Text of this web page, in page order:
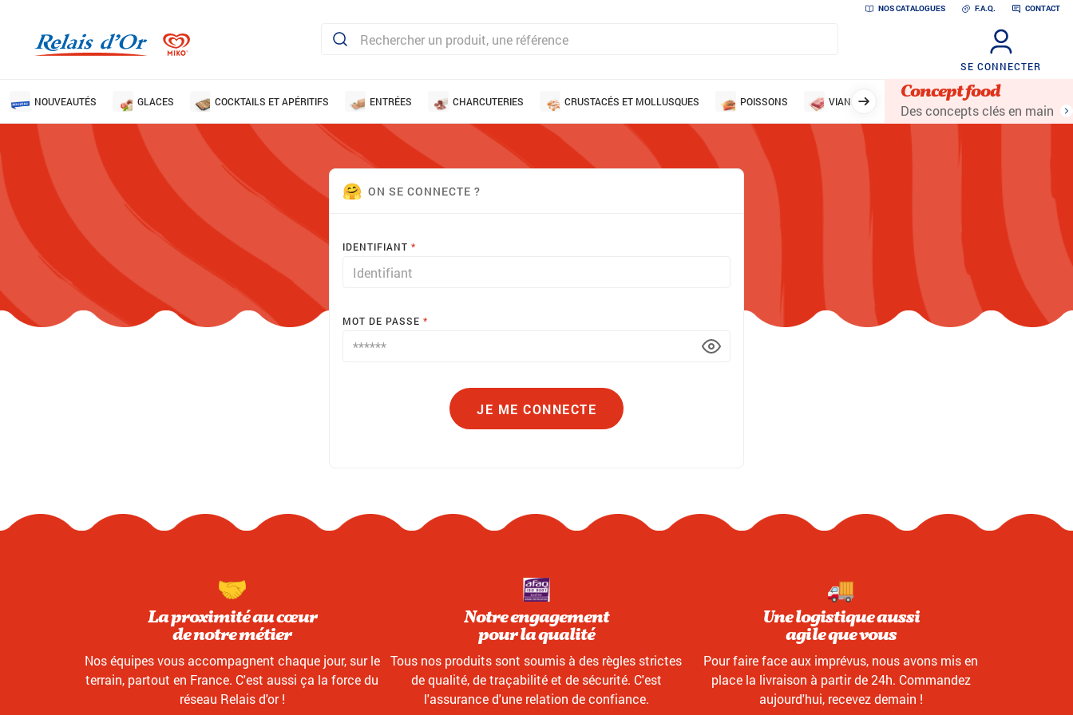
NOS CATALOGUES F.A.Q. CONTACT
SE CONNECTER
NOUVEAUTÉS GLACES COCKTAILS ET APÉRITIFS ENTRÉES CHARCUTERIES CRUSTACÉS ET MOLLUSQUES POISSONS VIANDES VOLAILLES
Concept food
Des concepts clés en main
ON SE CONNECTE ?
IDENTIFIANT
MOT DE PASSE
JE ME CONNECTE
La proximité au cœur
de notre métier
Nos équipes vous accompagnent chaque jour, sur le
terrain, partout en France. C'est aussi ça la force du
réseau Relais d'or !
Notre engagement
pour la qualité
Tous nos produits sont soumis à des règles strictes
de qualité, de traçabilité et de sécurité. C'est
l'assurance d'une relation de confiance.
Une logistique aussi
agile que vous
Pour faire face aux imprévus, nous avons mis en
place la livraison à partir de 24h. Commandez
aujourd'hui, recevez demain !